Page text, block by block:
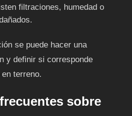
filtraciones, humedad o
se puede hacer una
y definir si corresponde
terreno.
sobre